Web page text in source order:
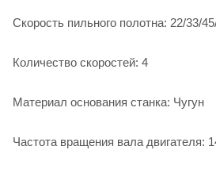
Скорость пильного полотна: 22/33/
Количество скоростей: 4
Материал основания станка: Чугун
Частота вращения вала двигателя: